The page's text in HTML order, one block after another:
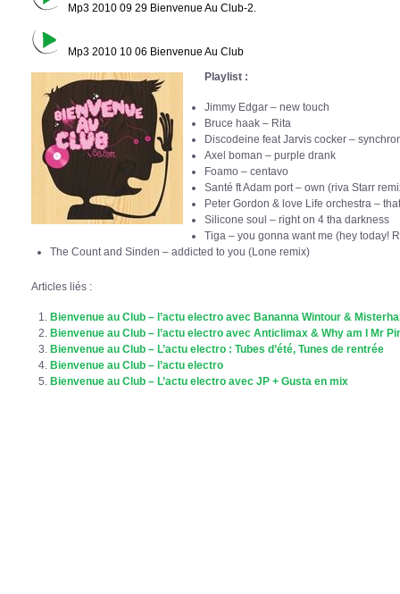
Mp3 2010 09 29 Bienvenue Au Club-2.
Mp3 2010 10 06 Bienvenue Au Club
Playlist :
Jimmy Edgar – new touch
Bruce haak – Rita
Discodeine feat Jarvis cocker –
Axel boman – purple drank
Foamo – centavo
Santé ft Adam port – own (riva Starr
Peter Gordon & love Life orchestra –
Silicone soul – right on 4 tha darkness
Tiga – you gonna want me (hey today!
The Count and Sinden – addicted to you (Lone remix)
Articles liés :
Bienvenue au Club – l’actu electro avec Bananna Wintour &
Bienvenue au Club – l’actu electro avec Anticlimax & Why am I Mr
Bienvenue au Club – L’actu electro : Tubes d’été, Tunes de rentrée
Bienvenue au Club – l’actu electro
Bienvenue au Club – L’actu electro avec JP + Gusta en mix